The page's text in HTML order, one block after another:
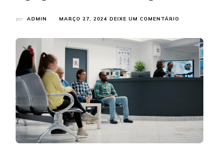
por ADMIN MARÇO 27, 2024 DEIXE UM COMENTÁRIO
DE
SENHA:
POR
QUE
CONTAR
DA
LOOKPEL?